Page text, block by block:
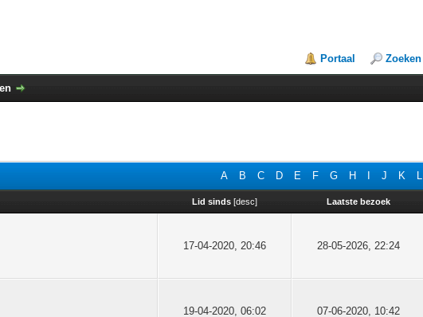
Portaal Zoeken
A B C D E F G H J K L
Lid sinds [desc] Laatste bezoek
17-04-2020, 20:46 28-05-2026, 22:24
19-04-2020, 06:02 07-06-2020, 10:42